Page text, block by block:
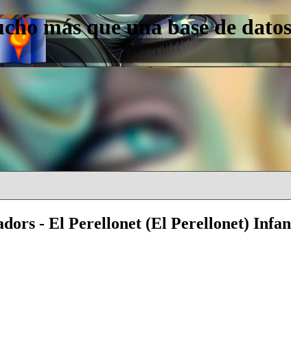
más que una base de
- El Perellonet (El Perellonet)